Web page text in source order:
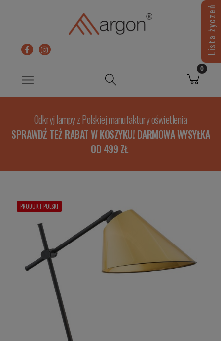
Odkryj lampy z Polskiej manufaktury oświetlenia
SPRAWDŹ TEŻ RABAT W KOSZYKU! DARMOWA WYSYŁKA
OD 499 ZŁ
PRODUKT POLSKI
Lista życzeń